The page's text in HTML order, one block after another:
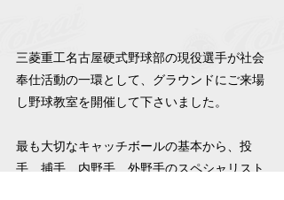
三菱重工名古屋硬式野球部の現役選手が社会
奉仕活動の一環として、グラウンドにご来場
し野球教室を開催して下さいました。
最も大切なキャッチボールの基本から、投
手、捕手、内野手、外野手のスペシャリスト